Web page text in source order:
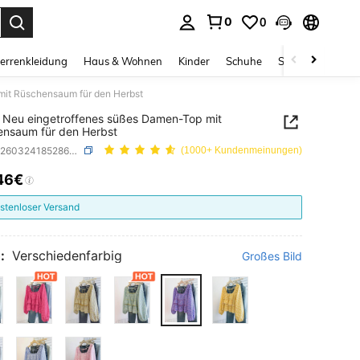
0 0
Haus & Wohnen Kinder Schuhe Schmuck &
Rüschensaum für den Herbst
Neu eingetroffenes süßes Damen-Top mit
für den Herbst
SKU: sz260324185286925195734 (1000+ Kundenmeinungen)
AND AVAILABILITY
Versand
Verschiedenfarbig Großes Bild